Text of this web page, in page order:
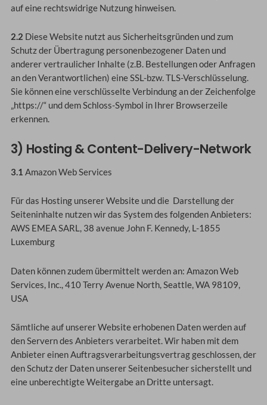
auf eine rechtswidrige Nutzung hinweisen.
2.2 Diese Website nutzt aus Sicherheitsgründen und zum
Schutz der Übertragung personenbezogener Daten und
anderer vertraulicher Inhalte (z.B. Bestellungen oder Anfragen
an den Verantwortlichen) eine SSL-bzw. TLS-Verschlüsselung.
Sie können eine verschlüsselte Verbindung an der Zeichenfolge
„https://“ und dem Schloss-Symbol in Ihrer Browserzeile
erkennen.
3) Hosting & Content-Delivery-Network
3.1 Amazon Web Services
Für das Hosting unserer Website und die Darstellung der
Seiteninhalte nutzen wir das System des folgenden Anbieters:
AWS EMEA SARL, 38 avenue John F. Kennedy, L-1855
Luxemburg
Daten können zudem übermittelt werden an: Amazon Web
Services, Inc., 410 Terry Avenue North, Seattle, WA 98109,
USA
Sämtliche auf unserer Website erhobenen Daten werden auf
den Servern des Anbieters verarbeitet. Wir haben mit dem
Anbieter einen Auftragsverarbeitungsvertrag geschlossen, der
den Schutz der Daten unserer Seitenbesucher sicherstellt und
eine unberechtigte Weitergabe an Dritte untersagt.